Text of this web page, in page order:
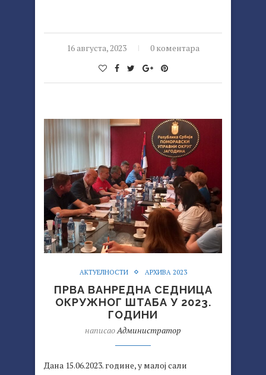
16 августа, 2023 0 коментара
АКТУЕЛНОСТИ АРХИВА 2023
ПРВА ВАНРЕДНА СЕДНИЦА
ОКРУЖНОГ ШТАБА У 2023.
ГОДИНИ
написао Администратор
Дана 15.06.2023. године, у малој сали